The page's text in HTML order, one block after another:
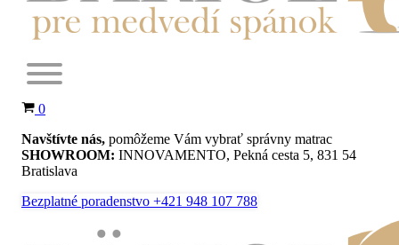
Košík
0
Navštívte nás, pomôžeme Vám vybrať správny matrac
SHOWROOM: INNOVAMENTO, Pekná cesta 5, 831 54
Bratislava
Bezplatné poradenstvo +421 948 107 788